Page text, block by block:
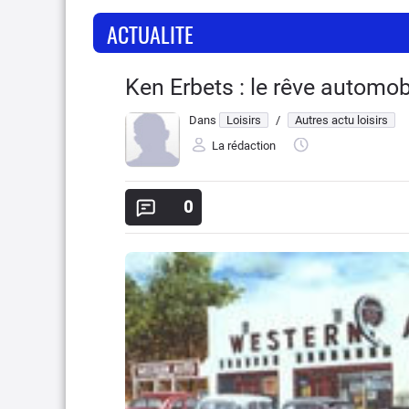
ACTUALITE
Ken Erbets : le rêve
Dans Loisirs /
Autres actu loisirs
La rédaction
0